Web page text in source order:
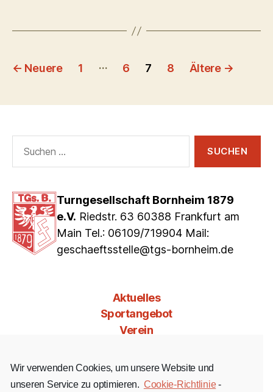
Seitennummerierung
Beiträge
← Neuere 1 … 6 7 8 Ältere →
Turngesellschaft Bornheim 1879
e.V. Riedstr. 63 60388 Frankfurt am
Main Tel.: 06109/719904 Mail:
geschaeftsstelle@tgs-bornheim.de
nach:
Aktuelles
Sportangebot
Verein
Jobs & Co
Kontakt
Wir verwenden Cookies, um unsere Website und
unseren Service zu optimieren. Cookie-Richtlinie-